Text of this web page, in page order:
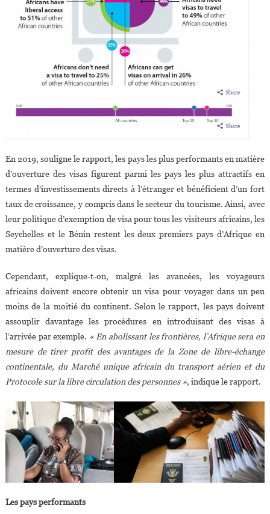
En 2019, souligne le rapport, les pays les plus performants en matière
d’ouverture des visas figurent parmi les pays les plus attractifs en
termes d’investissements directs à l’étranger et bénéficient d’un fort
taux de croissance, y compris dans le secteur du tourisme. Ainsi, avec
leur politique d’exemption de visa pour tous les visiteurs africains, les
Seychelles et le Bénin restent les deux premiers pays d’Afrique en
matière d’ouverture des visas.
Cependant, explique-t-on, malgré les avancées, les voyageurs
africains doivent encore obtenir un visa pour voyager dans un peu
moins de la moitié du continent. Selon le rapport, les pays doivent
assouplir davantage les procédures en introduisant des visas à
l’arrivée par exemple. « En abolissant les frontières, l’Afrique sera en
mesure de tirer profit des avantages de la Zone de libre-échange
continentale, du Marché unique africain du transport aérien et du
Protocole sur la libre circulation des personnes », indique le rapport.
Les pays performants